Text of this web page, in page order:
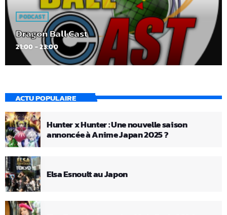
PODCAST
Dragon Ball Cast
21:00 - 23:00
ACTU POPULAIRE
Hunter x Hunter : Une nouvelle saison
annoncée à Anime Japan 2025 ?
Elsa Esnoult au Japon